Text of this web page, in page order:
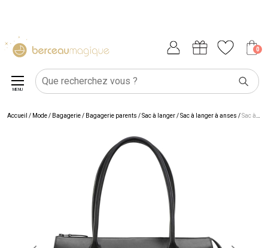
0
MENU
Accueil / Mode / Bagagerie/ Bagagerie parents /Sac à langer/Sac à langer à anses /Sac à langer Platinum Deep Noir